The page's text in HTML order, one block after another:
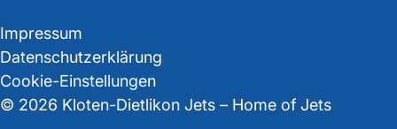
Impressum
Datenschutzerklärung
Cookie-Einstellungen
© 2026 Kloten-Dietlikon Jets – Home of Jets